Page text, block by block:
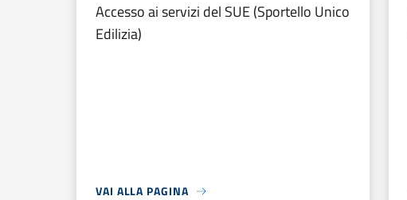
Accesso ai servizi del SUE (Sportello Unico
Edilizia)
VAI ALLA PAGINA